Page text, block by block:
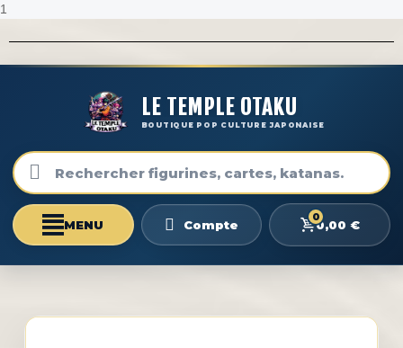
1
LE TEMPLE OTAKU
BOUTIQUE POP CULTURE JAPONAISE
Compte
0
0,00 €